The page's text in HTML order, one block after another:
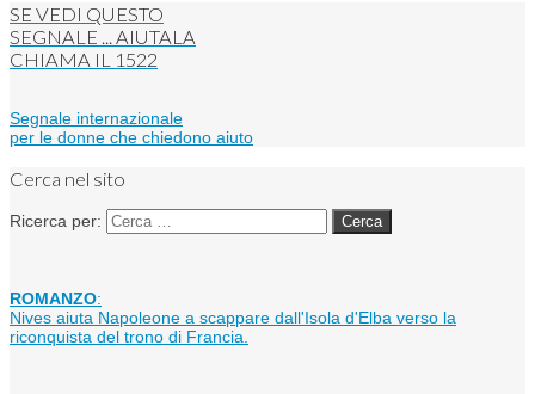
SE VEDI QUESTO
SEGNALE ... AIUTALA
CHIAMA IL 1522
Segnale internazionale
per le donne che chiedono aiuto
Cerca nel sito
Ricerca per:
ROMANZO:
Nives aiuta Napoleone a scappare dall'Isola d'Elba verso la
riconquista del trono di Francia.